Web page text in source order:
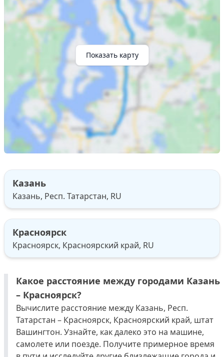
Показать карту
Казань
Казань, Респ. Татарстан, RU
Красноярск
Красноярск, Красноярский край, RU
Какое расстояние между городами Казань
– Красноярск?
Вычислите расстояние между Казань, Респ.
Татарстан – Красноярск, Красноярский край, штат
Вашингтон. Узнайте, как далеко это на машине,
самолете или поезде. Получите примерное время